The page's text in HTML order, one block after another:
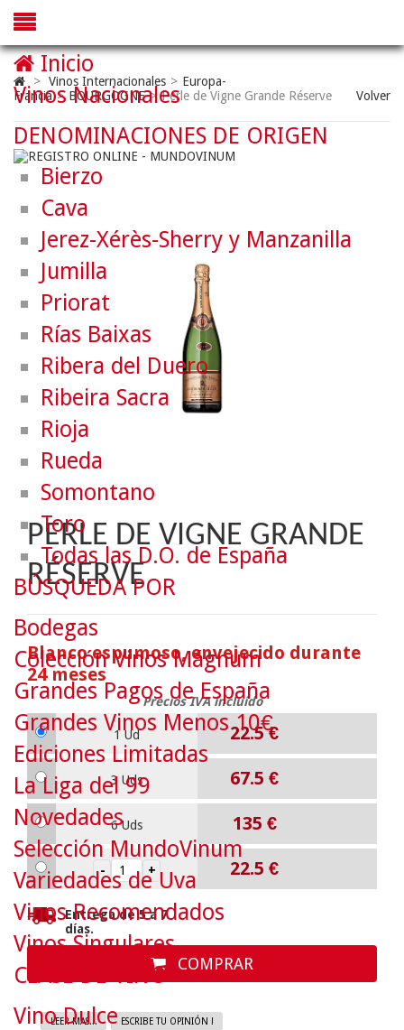
> Vinos Internacionales > Europa-
Francia > BOURGOGNE > Perle de Vigne Grande Réserve Volver
PERLE DE VIGNE GRANDE
RÉSERVE
Blanco espumoso, envejecido durante
24 meses
Precios IVA incluido
1 Ud 22.5€
3 Uds 67.5 €
6 Uds 135 €
22.5 €
Entrega de 5 a 7
días.
COMPRAR
LEER MAS... ESCRIBE TU OPINIÓN !
Inicio
Vinos Nacionales
DENOMINACIONES DE ORIGEN
Bierzo
Cava
Jerez-Xérès-Sherry y Manzanilla
Jumilla
Priorat
Rías Baixas
Ribera del Duero
Ribeira Sacra
Rioja
Rueda
Somontano
Toro
Todas las D.O. de España
BÚSQUEDA POR
Bodegas
Colección Vinos Mágnum
Grandes Pagos de España
Grandes Vinos Menos 10€
Ediciones Limitadas
La Liga del 99
Novedades
Selección MundoVinum
Variedades de Uva
Vinos Recomendados
Vinos Singulares
CLASE DE VINO
Vino Dulce